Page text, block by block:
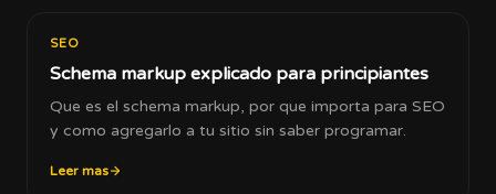
SEO
Schema markup explicado para principiantes
Que es el schema markup, por que importa para SEO
y como agregarlo a tu sitio sin saber programar.
Leer mas